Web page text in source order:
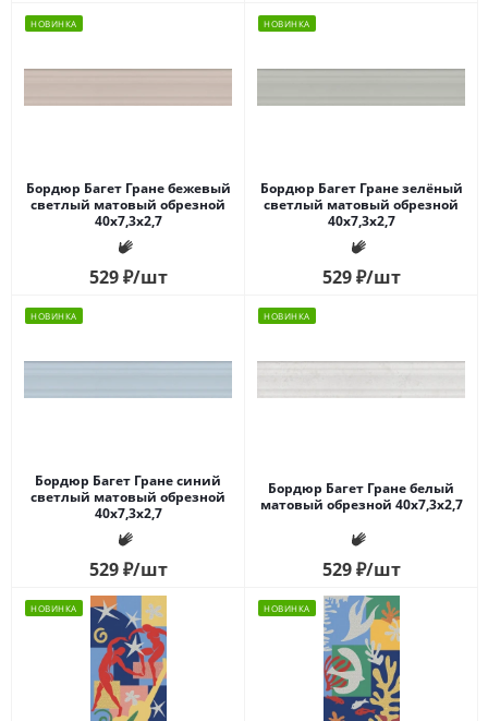
НОВИНКА
Бордюр Багет Гране бежевый
светлый матовый обрезной
40x7,3x2,7
529₽/шт
НОВИНКА
Бордюр Багет Гране зелёный
светлый матовый обрезной
40x7,3x2,7
529₽/шт
НОВИНКА
Бордюр Багет Гране синий
светлый матовый обрезной
40x7,3x2,7
529₽/шт
НОВИНКА
Бордюр Багет Гране белый
матовый обрезной 40x7,3x2,7
529₽/шт
НОВИНКА НОВИНКА